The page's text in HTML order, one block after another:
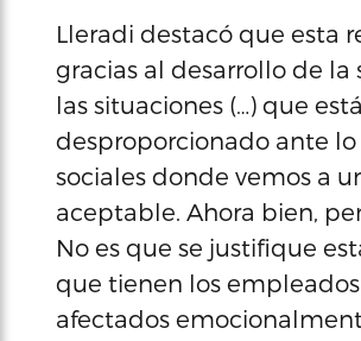
Lleradi destacó que esta
gracias al desarrollo de la
las situaciones (…) que
desproporcionado ante lo
sociales donde vemos a
aceptable. Ahora bien,
No es que se justifique
que tienen los empleados
afectados